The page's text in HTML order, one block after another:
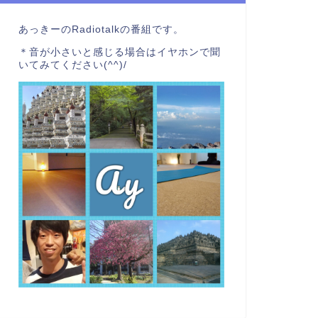
あっきーのRadiotalkの番組です。
＊音が小さいと感じる場合はイヤホンで聞
いてみてください(^^)/